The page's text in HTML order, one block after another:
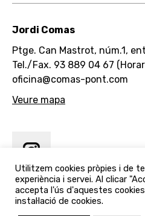
Jordi Comas
Ptge. Can Mastrot, núm.1,
Tel./Fax. 93 889 04 67
oficina@comas-pont.com
Veure mapa
Utilitzem cookies pròpies i de
experiència i servei. Al clicar
accepta l'ús d'aquestes
instal·lació de cookies.